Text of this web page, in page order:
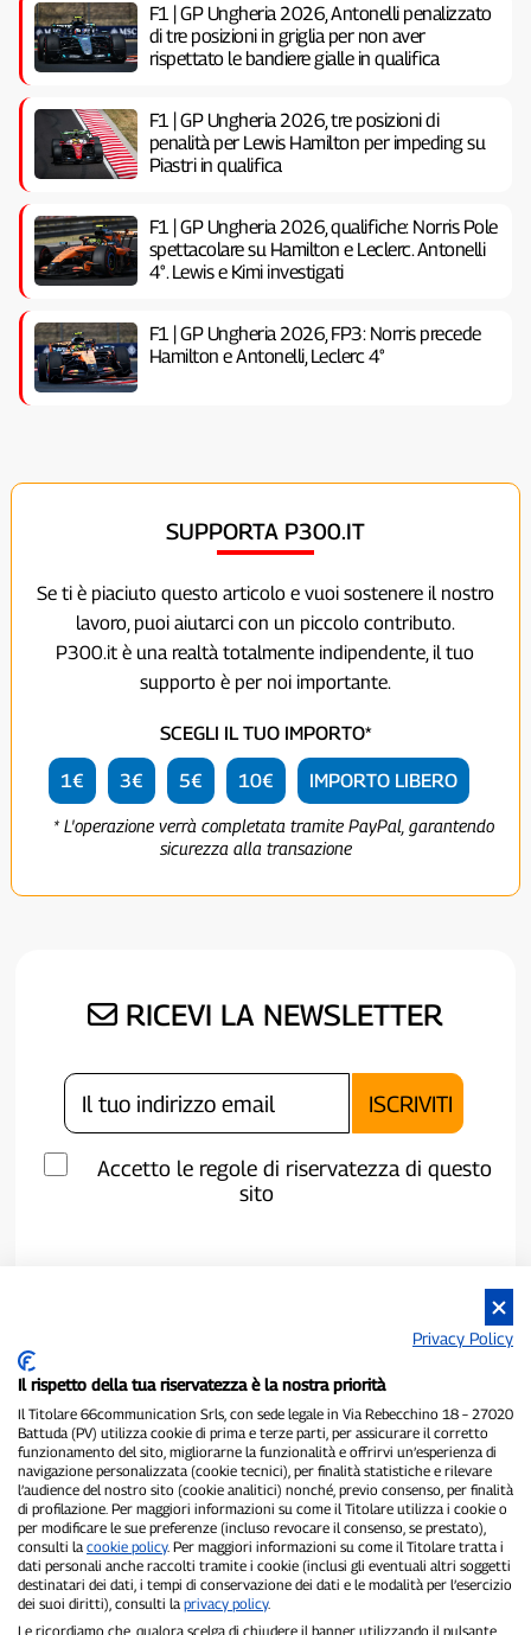
F1 | GP Ungheria 2026, Antonelli penalizzato
di tre posizioni in griglia per non aver
rispettato le bandiere gialle in qualifica
F1 | GP Ungheria 2026, tre posizioni di
penalità per Lewis Hamilton per impeding su
Piastri in qualifica
F1 | GP Ungheria 2026, qualifiche: Norris Pole
spettacolare su Hamilton e Leclerc. Antonelli
4°. Lewis e Kimi investigati
F1 | GP Ungheria 2026, FP3: Norris precede
Hamilton e Antonelli, Leclerc 4°
SUPPORTA P300.IT
Se ti è piaciuto questo articolo e vuoi sostenere il nostro
lavoro, puoi aiutarci con un piccolo contributo.
P300.it è una realtà totalmente indipendente, il tuo
supporto è per noi importante.
SCEGLI IL TUO IMPORTO*
1€ 3€ 5€ 10€ IMPORTO LIBERO
* L'operazione verrà completata tramite PayPal, garantendo
sicurezza alla transazione
RICEVI LA NEWSLETTER
Accetto le regole di riservatezza di questo
sito
P300.it è una Testata Giornalistica indipendente
Registrazione numero 1/2021 del 1/2/2021 - Tribunale di Pavia
Proprietario ed editore:66communication Srls- P.IVA
02798890188
Direttore Responsabile:Alessandro Secchi- Vicedirettore:Federico
Benedusi
Privacy Policy-Cookie Policy
Privacy Policy
Il rispetto della tua riservatezza è la nostra priorità
Il Titolare 66communication Srls, con sede legale in Via Rebecchino 18 – 27020
Battuda (PV) utilizza cookie di prima e terze parti, per assicurare il corretto
funzionamento del sito, migliorarne la funzionalità e offrirvi un’esperienza di
navigazione personalizzata (cookie tecnici), per finalità statistiche e rilevare
l’audience del nostro sito (cookie analitici) nonché, previo consenso, per finalità
di profilazione. Per maggiori informazioni su come il Titolare utilizza i cookie o
per modificare le sue preferenze (incluso revocare il consenso, se prestato),
consulti la cookie policy. Per maggiori informazioni su come il Titolare tratta i
dati personali anche raccolti tramite i cookie (inclusi gli eventuali altri soggetti
destinatari dei dati, i tempi di conservazione dei dati e le modalità per l’esercizio
dei suoi diritti), consulti la privacy policy.
Le ricordiamo che, qualora scelga di chiudere il banner utilizzando il pulsante